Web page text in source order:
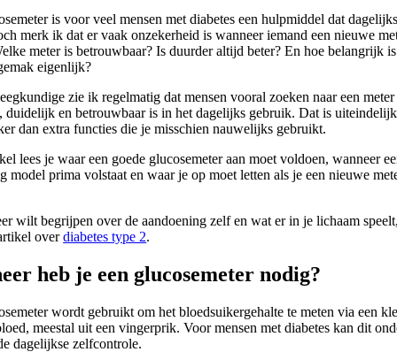
is voor veel mensen met diabetes een hulpmiddel dat
merk ik dat er vaak onzekerheid is wanneer iemand een nieuwe
meter is betrouwbaar? Is duurder altijd beter? En hoe belangrijk is
eigenlijk?
zie ik regelmatig dat mensen vooral zoeken naar een
duidelijk en betrouwbaar is in het dagelijks gebruik. Dat is
dan extra functies die je misschien nauwelijks gebruikt.
lees je waar een goede glucosemeter aan moet voldoen, wanneer
model prima volstaat en waar je op moet letten als je een nieuwe
wilt begrijpen over de aandoening zelf en wat er in je lichaam
overdiabetes type 2.
heb je een glucosemeter nodig?
wordt gebruikt om het bloedsuikergehalte te meten via een
meestal uit een vingerprik. Voor mensen met diabetes kan dit
dagelijkse zelfcontrole.